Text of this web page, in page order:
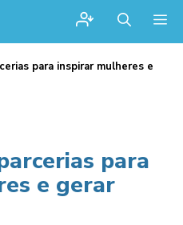
para inspirar mulheres e
para
e gerar